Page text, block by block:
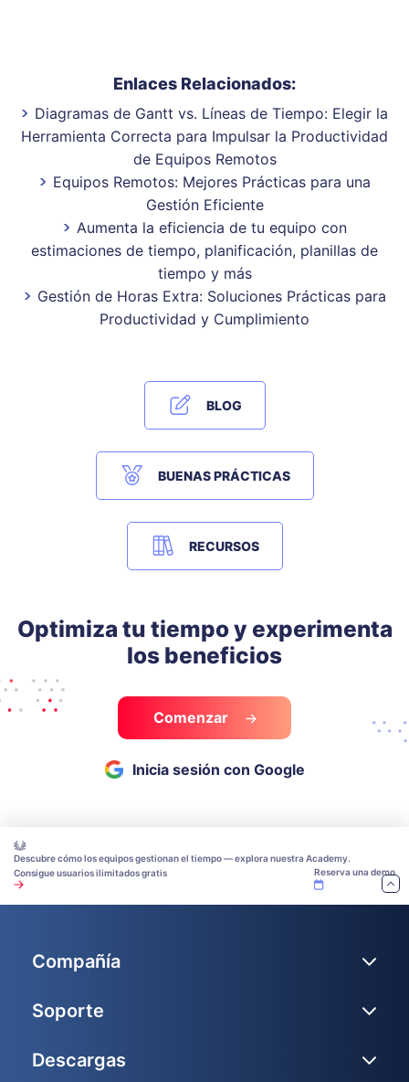
Enlaces Relacionados:
Diagramas de Gantt vs. Líneas de Tiempo: Elegir la
Herramienta Correcta para Impulsar la Productividad
de Equipos Remotos
Equipos Remotos: Mejores Prácticas para una
Gestión Eficiente
Aumenta la eficiencia de tu equipo con
estimaciones de tiempo, planificación, planillas de
tiempo y más
Gestión de Horas Extra: Soluciones Prácticas para
Productividad y Cumplimiento
BLOG
BUENAS PRÁCTICAS
RECURSOS
Optimiza tu tiempo y experimenta
los beneficios
Comenzar
Inicia sesión con Google
Descubre cómo los equipos gestionan el tiempo — explora nuestra Academy.
Consigue usuarios ilimitados gratis
Reserva una demo
Compañía
Soporte
Descargas